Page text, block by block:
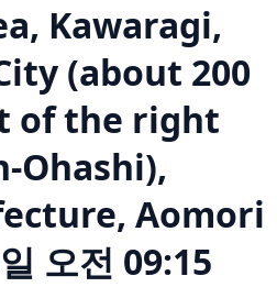
Kawaragi,
(about 200
of the right
Ohashi),
Aomori
오전 09:15